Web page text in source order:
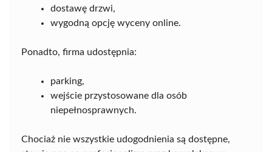
dostawę drzwi,
wygodną opcję wyceny online.
Ponadto, firma udostępnia:
parking,
wejście przystosowane dla osób
niepełnosprawnych.
Chociaż nie wszystkie udogodnienia są dostępne,